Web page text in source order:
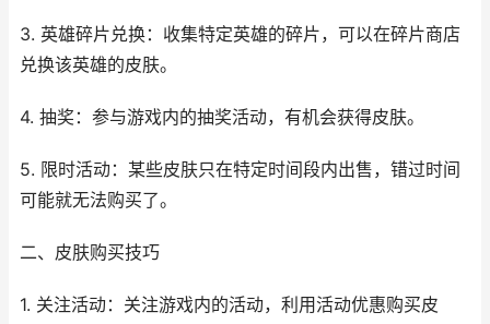
3. 英雄碎片兑换：收集特定英雄的碎片，可以在碎片商店
兑换该英雄的皮肤。
4. 抽奖：参与游戏内的抽奖活动，有机会获得皮肤。
5. 限时活动：某些皮肤只在特定时间段内出售，错过时间
可能就无法购买了。
二、皮肤购买技巧
1. 关注活动：关注游戏内的活动，利用活动优惠购买皮